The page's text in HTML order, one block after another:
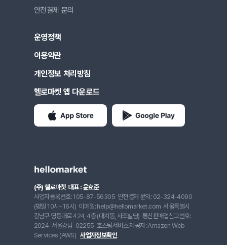
안전결제 문의
운영정책
이용약관
개인정보 처리방침
헬로마켓 앱 다운로드
(주) 헬로마켓 대표 : 윤효준
사업자등록번호: 105-87-56305 안전결제 문의: 02-324-4090
(평일 10시~16시) 이메일: help@hellomarket.com 서울특별시
강남구 영동대로 424, 4층 (대치동, 사조빌딩) 통신판매업신고번호:
2024-서울강남-02255 호스팅서비스 제공자: Amazon Web
Services (AWS) 사업자정보확인